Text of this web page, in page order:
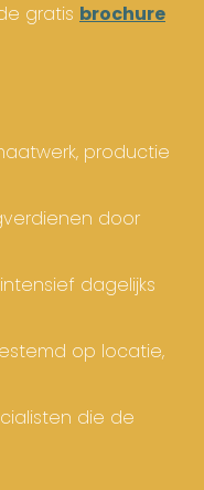
gratis brochure
productie
door
dagelijks
op locatie,
die de